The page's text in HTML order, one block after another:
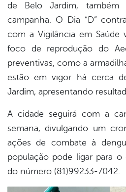
de Belo Jardim, também
campanha. O Dia “D”
com a Vigilância em Saúde
foco de reprodução do
preventivas, como a
estão em vigor há cerca
Jardim, apresentando
A cidade seguirá com a
semana, divulgando um
ações de combate à
população pode ligar para o
do número (81)99233-7042.